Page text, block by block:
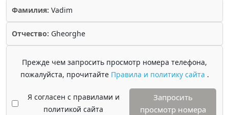
Фамилия: Vadim
Отчество: Gheorghe
Прежде чем запросить просмотр номера телефона,
пожалуйста, прочитайте Правила и политику сайта .
Я согласен с правилами и
политикой сайта
Запросить
просмотр номера